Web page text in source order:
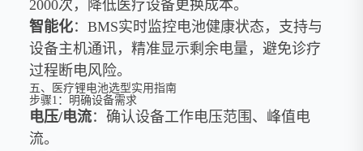
2000次，降低医疗设备更换成本。
智能化：BMS实时监控电池健康状态，支持与
设备主机通讯，精准显示剩余电量，避免诊疗
过程断电风险。
五、医疗锂电池选型实用指南
步骤1：明确设备需求
电压/电流：确认设备工作电压范围、峰值电
流。